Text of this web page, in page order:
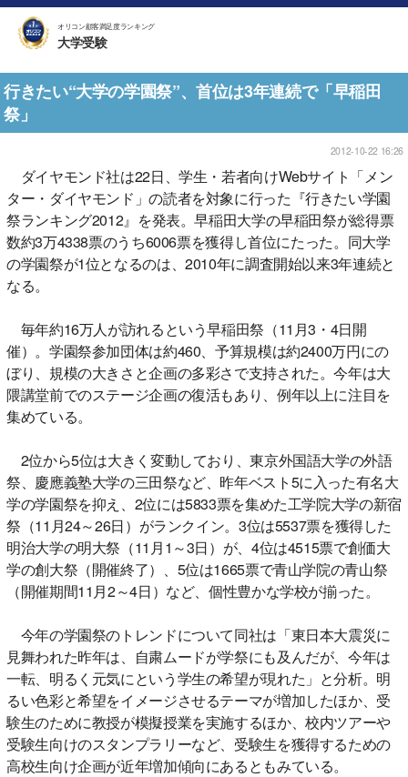
オリコン顧客満足度ランキング
大学受験
行きたい“大学の学園祭”、首位は3年連続で「早稲田
祭」
2012-10-22 16:26
ダイヤモンド社は22日、学生・若者向けWebサイト「メン
ター・ダイヤモンド」の読者を対象に行った『行きたい学園
祭ランキング2012』を発表。早稲田大学の早稲田祭が総得票
数約3万4338票のうち6006票を獲得し首位にたった。同大学
の学園祭が1位となるのは、2010年に調査開始以来3年連続と
なる。
毎年約16万人が訪れるという早稲田祭（11月3・4日開
催）。学園祭参加団体は約460、予算規模は約2400万円にの
ぼり、規模の大きさと企画の多彩さで支持された。今年は大
隈講堂前でのステージ企画の復活もあり、例年以上に注目を
集めている。
2位から5位は大きく変動しており、東京外国語大学の外語
祭、慶應義塾大学の三田祭など、昨年ベスト5に入った有名大
学の学園祭を抑え、2位には5833票を集めた工学院大学の新宿
祭（11月24～26日）がランクイン。3位は5537票を獲得した
明治大学の明大祭（11月1～3日）が、4位は4515票で創価大
学の創大祭（開催終了）、5位は1665票で青山学院の青山祭
（開催期間11月2～4日）など、個性豊かな学校が揃った。
今年の学園祭のトレンドについて同社は「東日本大震災に
見舞われた昨年は、自粛ムードが学祭にも及んだが、今年は
一転、明るく元気にという学生の希望が現れた」と分析。明
るい色彩と希望をイメージさせるテーマが増加したほか、受
験生のために教授が模擬授業を実施するほか、校内ツアーや
受験生向けのスタンプラリーなど、受験生を獲得するための
高校生向け企画が近年増加傾向にあるともみている。